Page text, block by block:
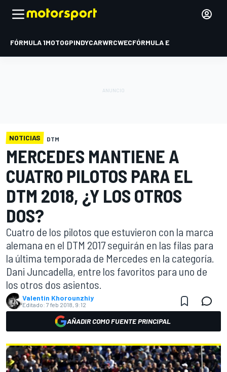
FÓRMULA 1MOTOGPINDYCARWRCWECFÓRMULA E
NOTICIAS DTM
MERCEDES MANTIENE A
CUATRO PILOTOS PARA EL
DTM 2018, ¿Y LOS OTROS
DOS?
Cuatro de los pilotos que estuvieron con la marca
alemana en el DTM 2017 seguirán en las filas para
la última temporada de Mercedes en la categoría.
Dani Juncadella, entre los favoritos para uno de
los otros dos asientos.
Valentin Khorounzhiy
Editado: 7 feb 2018, 9:12
AÑADIR COMO FUENTE PRINCIPAL